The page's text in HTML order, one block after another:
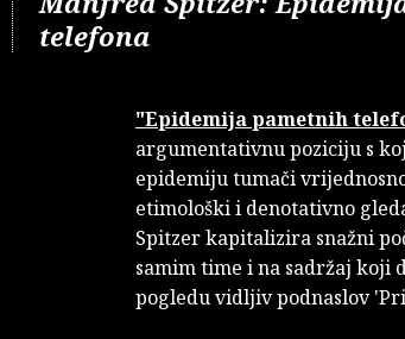
telefona
"Epidemija pametnih
argumentativnu poziciju s
epidemiju tumači
etimološki i denotativno
Spitzer kapitalizira snažni
samim time i na sadržaj koji
pogledu vidljiv podnaslov